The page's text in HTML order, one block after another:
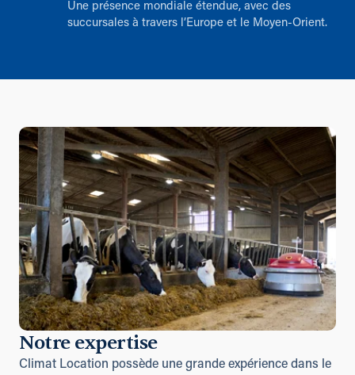
Une présence mondiale étendue, avec des
succursales à travers l’Europe et le Moyen-Orient.
Notre expertise
Climat Location possède une grande expérience dans le